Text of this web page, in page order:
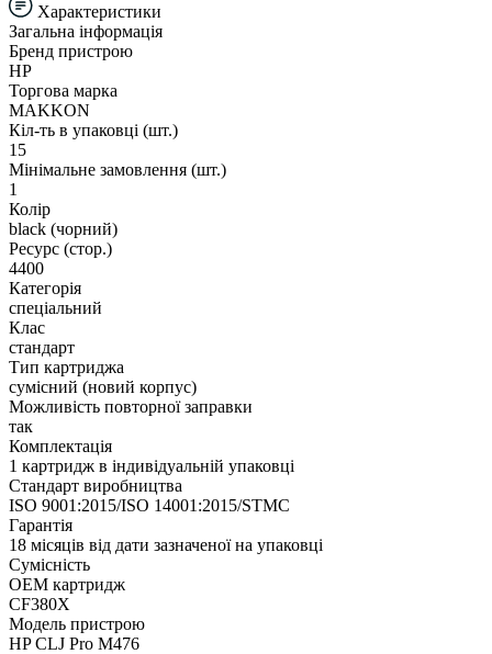
Характеристики
Загальна інформація
Бренд пристрою
HP
Торгова марка
MAKKON
Кіл-ть в упаковці (шт.)
15
Мінімальне замовлення (шт.)
1
Колір
black (чорний)
Ресурс (стор.)
4400
Категорія
спеціальний
Клас
стандарт
Тип картриджа
сумісний (новий корпус)
Можливість повторної заправки
так
Комплектація
1 картридж в індивідуальній упаковці
Стандарт виробництва
ISO 9001:2015/ISO 14001:2015/STMC
Гарантія
18 місяців від дати зазначеної на упаковці
Сумісність
ОЕМ картридж
CF380X
Модель пристрою
HP CLJ Pro M476